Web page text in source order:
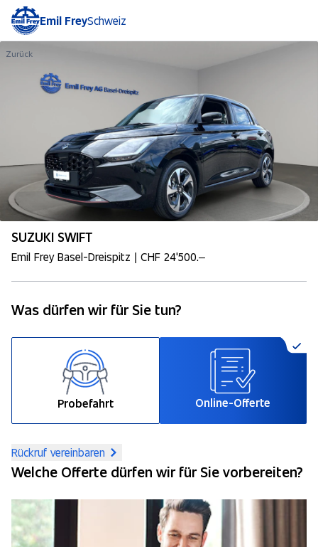
Emil FreySchweiz
Zurück
SUZUKI SWIFT
Emil Frey Basel-Dreispitz | CHF 24'500.–
Was dürfen wir für Sie tun?
Probefahrt Online-Offerte
Rückruf vereinbaren
Welche Offerte dürfen wir für Sie vorbereiten?